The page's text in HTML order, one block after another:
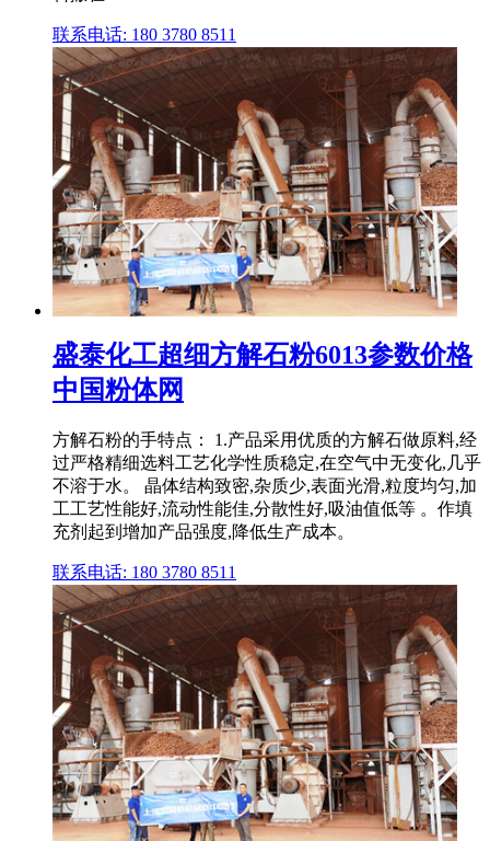
联系电话: 180 3780 8511
盛泰化工超细方解石粉6013参数价格
中国粉体网
方解石粉的手特点： 1.产品采用优质的方解石做原料,经
过严格精细选料工艺化学性质稳定,在空气中无变化,几乎
不溶于水。 晶体结构致密,杂质少,表面光滑,粒度均匀,加
工工艺性能好,流动性能佳,分散性好,吸油值低等 。作填
充剂起到增加产品强度,降低生产成本。
联系电话: 180 3780 8511